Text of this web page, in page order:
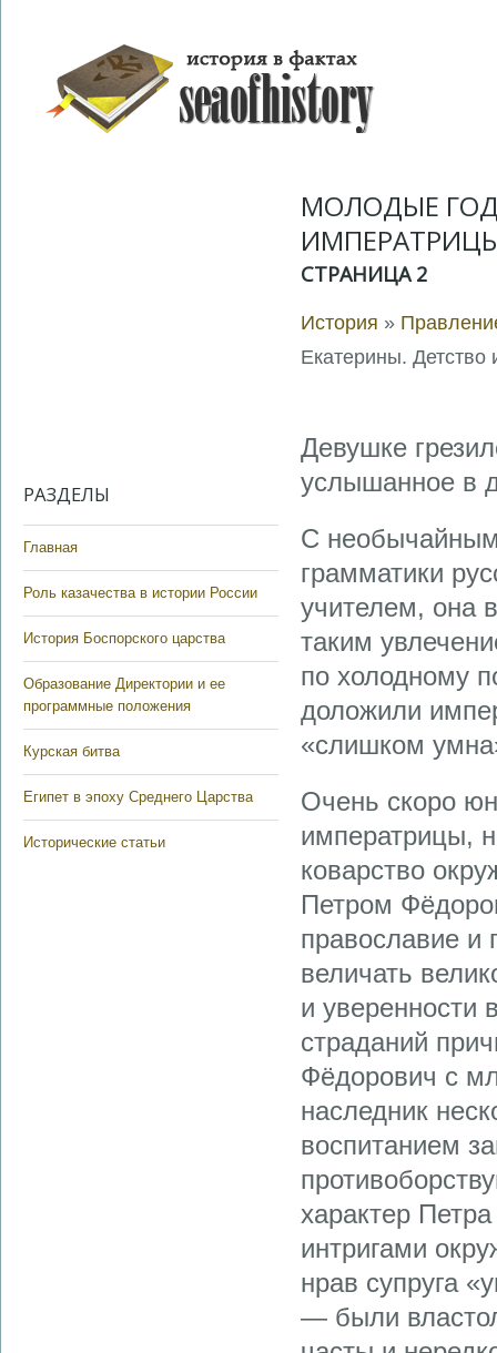
РАЗДЕЛЫ
Главная
Роль казачества в истории России
История Боспорского царства
Образование Директории и ее
программные положения
Курская битва
Египет в эпоху Среднего Царства
Исторические статьи
МОЛОДЫЕ
СТРАНИЦА 2
История »
Екатерины.
Девушке
услышанное в
С
грамматики
учителем, она
таким
по холодному
доложили
«слишком
Очень скоро
императрицы,
коварство
Петром
православие
величать
и уверенности
страданий
Фёдорович с
наследник
воспитанием
характер
интригами
нрав супруга
— были